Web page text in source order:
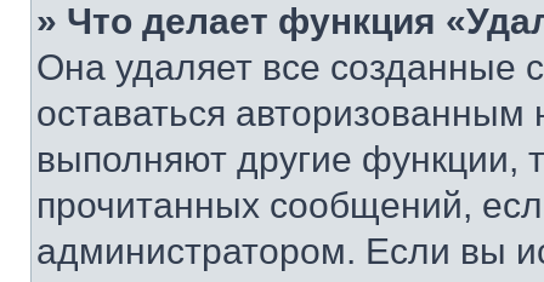
» Что делает функция
Она удаляет все созданные
оставаться
выполняют другие функции,
прочитанных сообщений,
администратором. Если вы